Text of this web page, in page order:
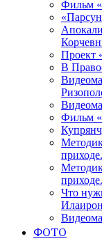
Фильм
Проект
В
Фильм
Что
Илаирон
ФОТО